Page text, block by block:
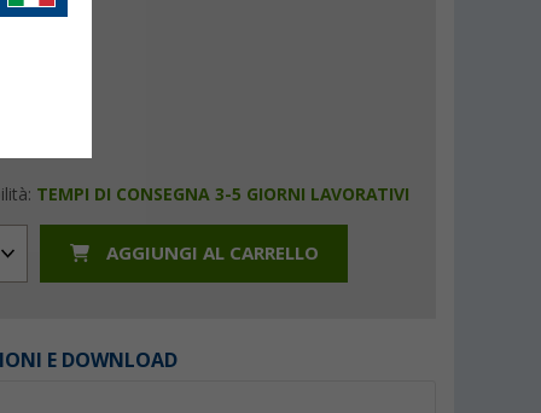
TEMPI DI CONSEGNA 3-5 GIORNI LAVORATIVI
AGGIUNGI AL CARRELLO
E DOWNLOAD